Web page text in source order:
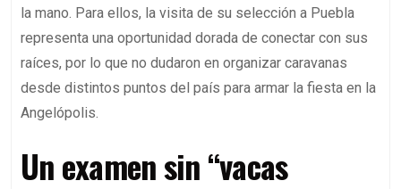
la mano. Para ellos, la visita de su selección a Puebla
representa una oportunidad dorada de conectar con sus
raíces, por lo que no dudaron en organizar caravanas
desde distintos puntos del país para armar la fiesta en la
Angelópolis.
Un examen sin “vacas